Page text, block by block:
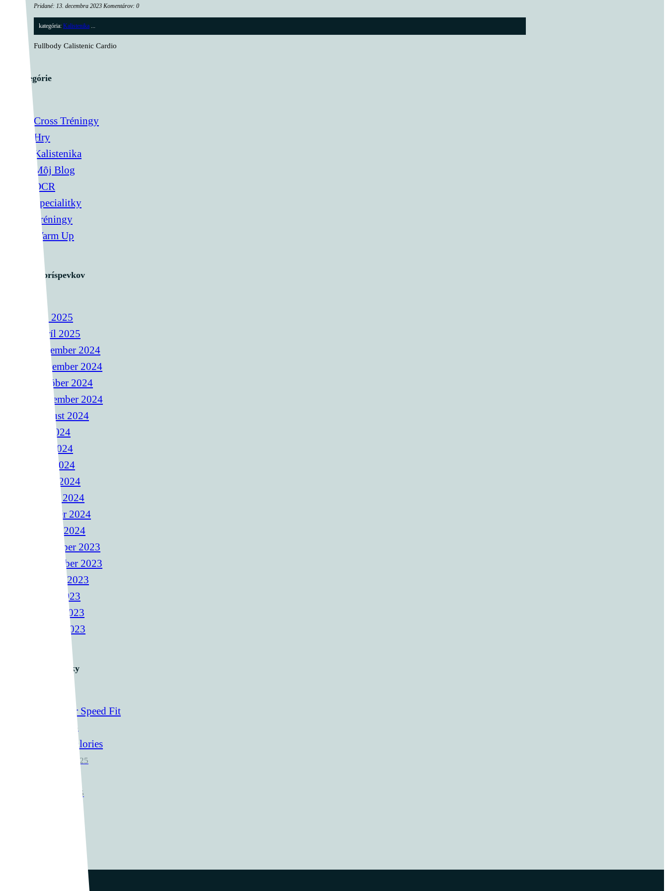
Pridané: 13. decembra 2023 Komentárov: 0
kategória: Kalistenika ...
Fullbody Calistenic Cardio
Kategórie
Cross Tréningy
Hry
Kalistenika
Môj Blog
OCR
Špecialitky
Tréningy
Warm Up
Archív príspevkov
Jún 2025
Apríl 2025
December 2024
November 2024
Október 2024
September 2024
August 2024
Júl 2024
Jún 2024
Máj 2024
Apríl 2024
Marec 2024
Február 2024
Január 2024
December 2023
November 2023
August 2023
Apríl 2023
Marec 2023
Január 2023
Najnovšie články
Ready For Speed Fit
1. Júna 2025
Bells & Calories
14. Apríla 2025
9. Apríla 2025